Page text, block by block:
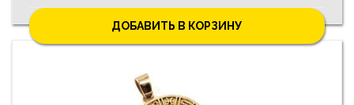
ДОБАВИТЬ В КОРЗИНУ